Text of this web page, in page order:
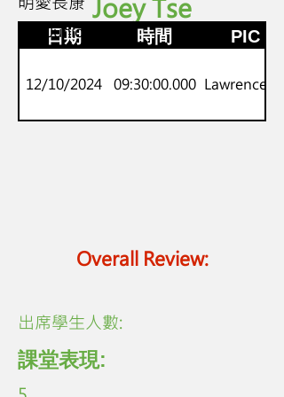
Joey Tse
日期 時間 PIC
12/10/2024 09:30:00.000 Lawrence Lo
Overall Review:
劍橋Juniors
​出席學生人數:
課堂表現: